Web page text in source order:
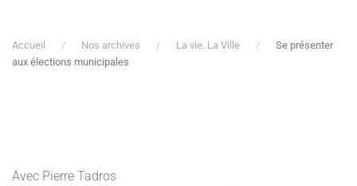
Accueil Nos archives La vie. La Ville
Se présenter
aux élections municipales
Avec Pierre Tadros